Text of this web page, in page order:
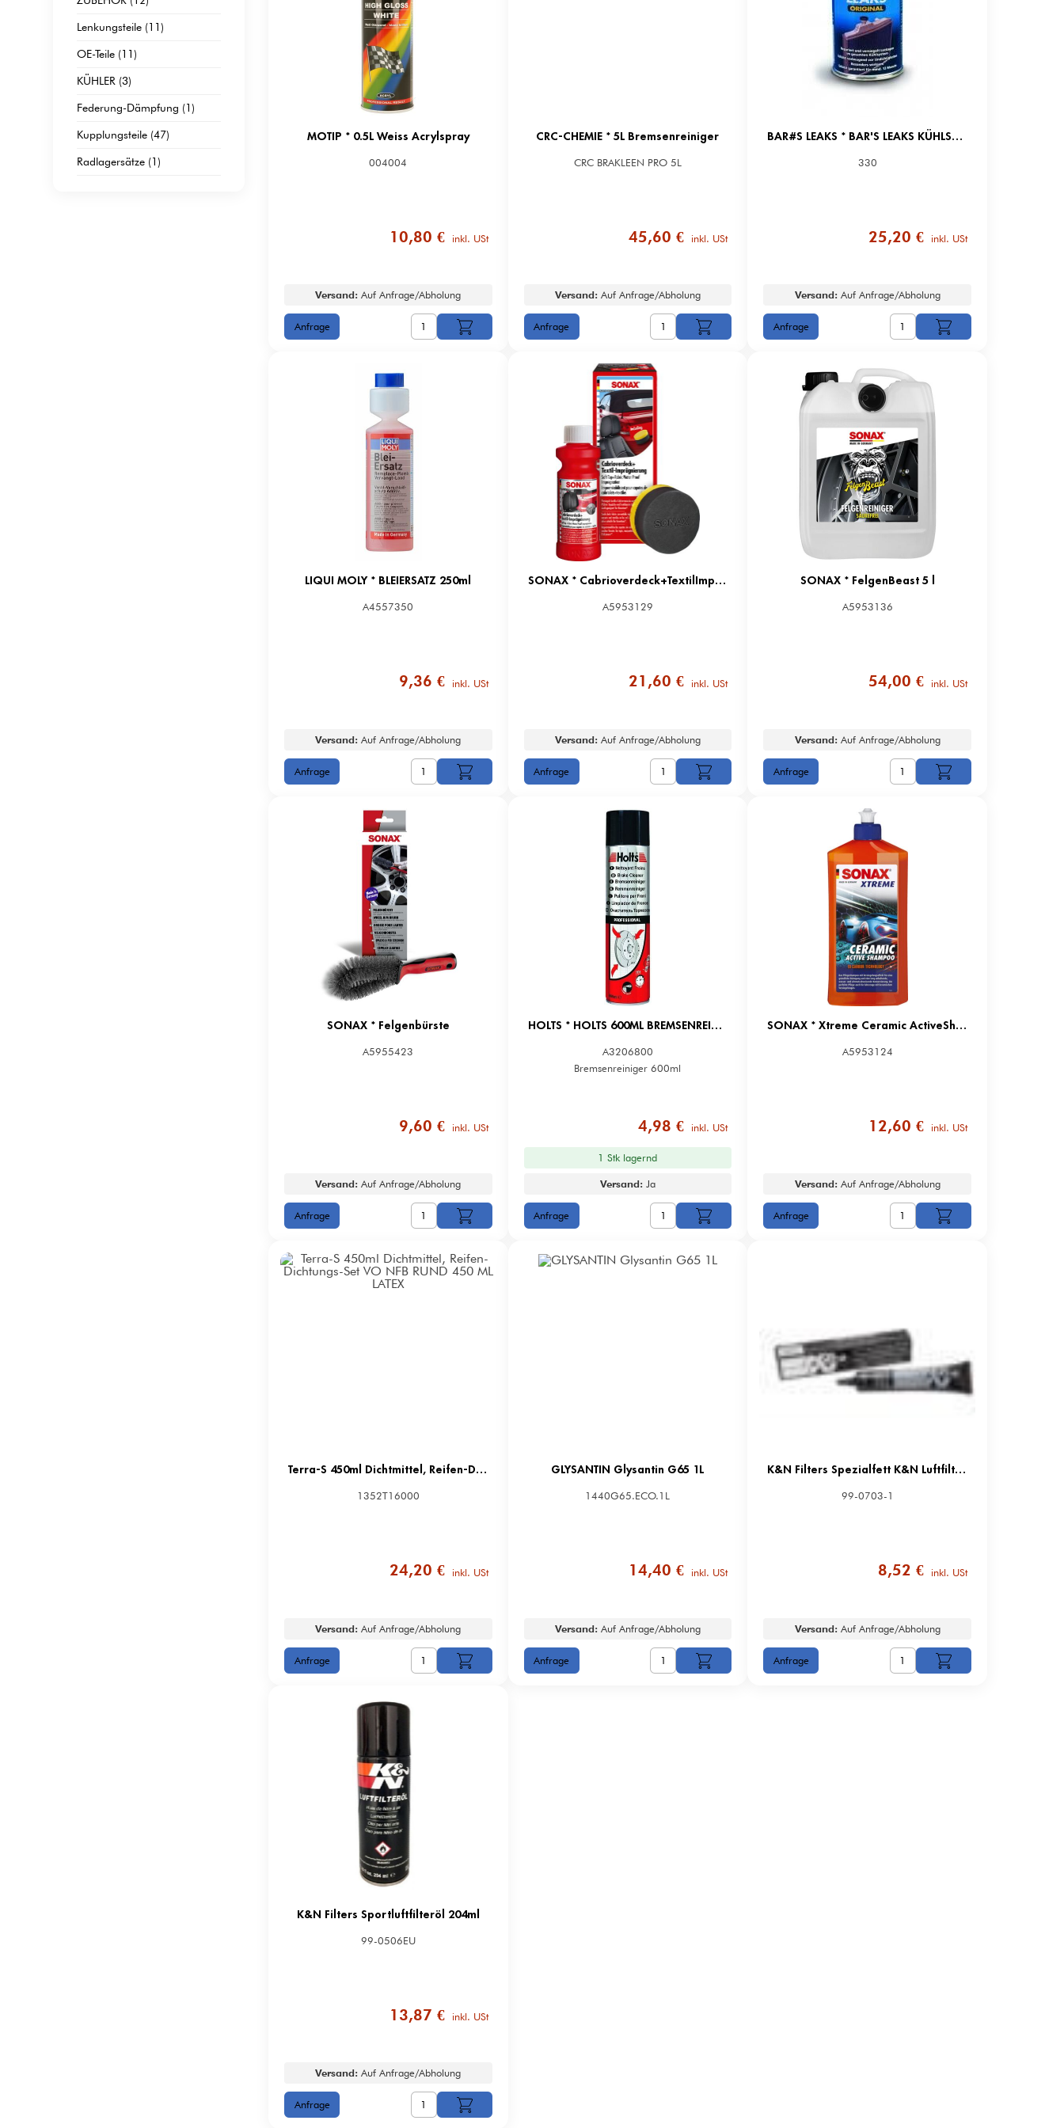
Lenkungsteile (11)
OE-Teile (11)
KÜHLER (3)
Federung-Dämpfung (1)
Kupplungsteile (47)
Radlagersätze (1)
MOTIP * 0.5L Weiss Acrylspray
004004
10,80 € inkl. USt
Versand: Auf Anfrage/Abholung
CRC-CHEMIE * 5L Bremsenreiniger
CRC BRAKLEEN PRO 5L
45,60 € inkl. USt
Versand: Auf Anfrage/Abholung
BAR#S LEAKS * BAR'S LEAKS KÜHLSYS.-DICHTMIT
330
25,20 € inkl. USt
Versand: Auf Anfrage/Abholung
LIQUI MOLY * BLEIERSATZ 250ml
A4557350
9,36 € inkl. USt
Versand: Auf Anfrage/Abholung
SONAX * Cabrioverdeck+TextilImprägnierung 250 ml
A5953129
21,60 € inkl. USt
Versand: Auf Anfrage/Abholung
SONAX * FelgenBeast 5 l
A5953136
54,00 € inkl. USt
Versand: Auf Anfrage/Abholung
SONAX * Felgenbürste
A5955423
9,60 € inkl. USt
Versand: Auf Anfrage/Abholung
HOLTS * HOLTS 600ML BREMSENREINIGER
A3206800
Bremsenreiniger 600ml
4,98 € inkl. USt
1 Stk lagernd
Versand: Ja
SONAX * Xtreme Ceramic ActiveShampoo 500 ml
A5953124
12,60 € inkl. USt
Versand: Auf Anfrage/Abholung
Terra-S 450ml Dichtmittel, Reifen-Dichtungs-Set VO NFB RUND 450 ML LATEX
1352T16000
24,20 € inkl. USt
Versand: Auf Anfrage/Abholung
GLYSANTIN Glysantin G65 1L
1440G65.ECO.1L
14,40 € inkl. USt
Versand: Auf Anfrage/Abholung
K&N Filters Spezialfett K&N Luftfilter 0,028KG
99-0703-1
8,52 € inkl. USt
Versand: Auf Anfrage/Abholung
K&N Filters Sportluftfilteröl 204ml
99-0506EU
13,87 € inkl. USt
Versand: Auf Anfrage/Abholung